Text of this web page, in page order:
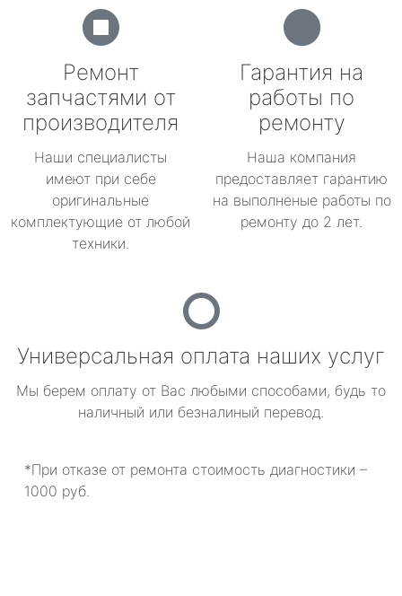
Ремонт
запчастями от
производителя
Наши специалисты
имеют при себе
оригинальные
комплектующие от любой
техники.
Гарантия на
работы по
ремонту
Наша компания
предоставляет гарантию
на выполненые работы по
ремонту до 2 лет.
Универсальная оплата наших услуг
Мы берем оплату от Вас любыми способами, будь то
наличный или безналиный перевод.
*При отказе от ремонта стоимость диагностики –
1000 руб.